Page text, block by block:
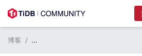
博客 / ...